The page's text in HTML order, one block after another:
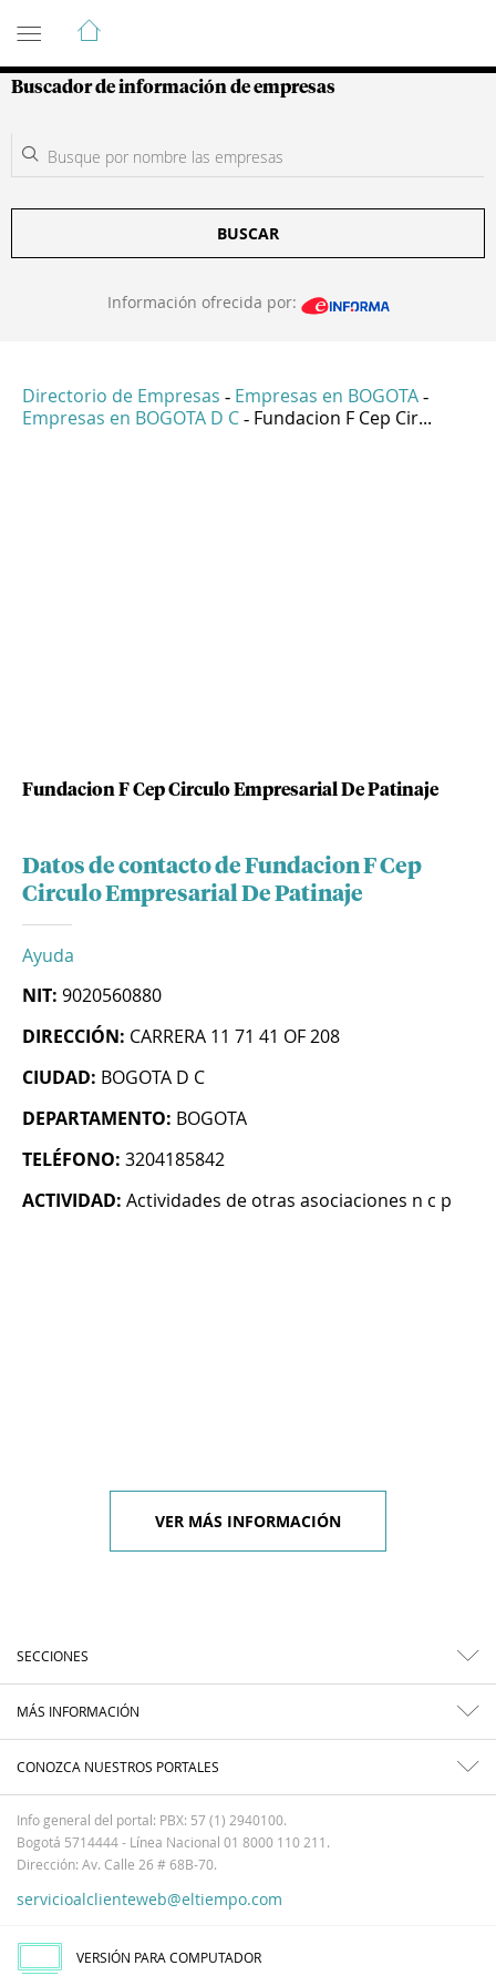
Guía de Empresas Colombianas
Buscador de información de empresas
BUSCAR
Información ofrecida por:
Directorio de Empresas - Empresas en BOGOTA -
Empresas en BOGOTA D C - Fundacion F Cep Cir...
Fundacion F Cep Circulo Empresarial De Patinaje
Datos de contacto de Fundacion F Cep
Circulo Empresarial De Patinaje
Ayuda
NIT: 9020560880
DIRECCIÓN: CARRERA 11 71 41 OF 208
CIUDAD: BOGOTA D C
DEPARTAMENTO: BOGOTA
TELÉFONO: 3204185842
ACTIVIDAD: Actividades de otras asociaciones n c p
VER MÁS INFORMACIÓN
SECCIONES
MÁS INFORMACIÓN
CONOZCA NUESTROS PORTALES
Info general del portal: PBX: 57 (1) 2940100.
Bogotá 5714444 - Línea Nacional 01 8000 110 211.
Dirección: Av. Calle 26 # 68B-70.
servicioalclienteweb@eltiempo.com
VERSIÓN PARA COMPUTADOR